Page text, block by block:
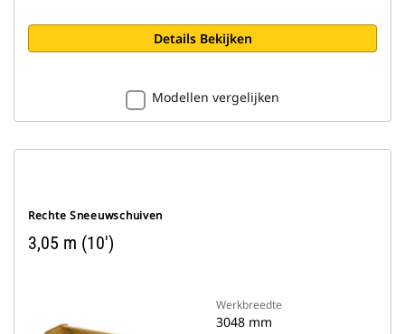
Details Bekijken
Modellen vergelijken
Rechte Sneeuwschuiven
3,05 m (10')
Werkbreedte
3048 mm